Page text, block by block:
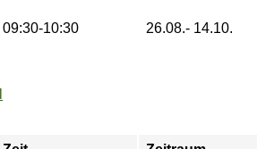
09:30-10:30 26.08.- 14.10.